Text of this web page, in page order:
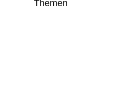
Themen